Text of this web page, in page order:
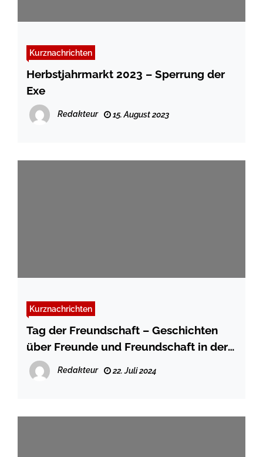
Kurznachrichten
Herbstjahrmarkt 2023 – Sperrung der
Exe
Redakteur 15. August 2023
Kurznachrichten
Tag der Freundschaft – Geschichten
über Freunde und Freundschaft in der
Stadtbibliothek Flensburg
Redakteur 22. Juli 2024